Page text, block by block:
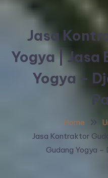
Jasa
Yogya | Jasa
Yogya –
Home
Jasa Kontraktor
Gudang Yogya –